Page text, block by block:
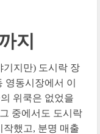
지
기지만) 도시락 장
동시장에서 이
위쿡은 없었을
중에서도 도시락
작했고, 분명 매출